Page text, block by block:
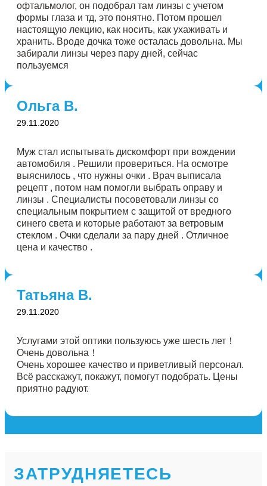
офтальмолог, он подобрал там линзы с учетом
формы глаза и тд, это понятно. Потом прошел
настоящую лекцию, как носить, как ухаживать и
хранить. Вроде дочка тоже осталась довольна. Мы
забирали линзы через пару дней, сейчас
пользуемся
Ольга В.
29.11.2020
Муж стал испытывать дискомфорт при вождении
автомобиля . Решили провериться. На осмотре
выяснилось , что нужны очки . Врач выписала
рецепт , потом нам помогли выбрать оправу и
линзы . Специалисты посоветовали линзы со
специальным покрытием с защитой от вредного
синего света и которые работают за ветровым
стеклом . Очки сделали за пару дней . Отличное
цена и качество .
Татьяна В.
29.11.2020
Услугами этой оптики пользуюсь уже шесть лет！
Очень довольна！
Очень хорошее качество и приветливый персонал.
Всё расскажут, покажут, помогут подобрать. Цены
приятно радуют.
ЗАТРУДНЯЕТЕСЬ